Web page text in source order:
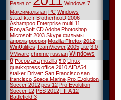
Релиз от
Windows 7
Максимальная PC Windows
s.t.a.l.k.e.r BrotherhooD 2006
Ashampoo Enterprise multi 11
RonyaSoft CDAdobe Photoshop
Microsoft 2003 Skype фильмы
апрель россия Mozilla Firefox 2012
WinUtilities TeamViewer 2005 Lite 3.0
VMware chrome russian Windows
8 Росомаха mozilla 5.0 Linux
quarkxpress office 2010AIDA64
stalker Driver: San Francisco san
francisco Space Marine Pro Evolution
Soccer 2012 pes 12 Pro Evolution
Soccer 12 PES 2012 FIFA 12
Battlefield 3